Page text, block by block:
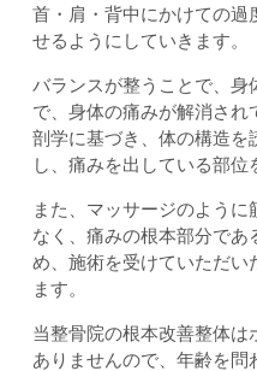
首・肩・背中にかけての過
せるようにしていきます。
バランスが整うことで、身
で、身体の痛みが解消さ
剖学に基づき、体の構造を
し、痛みを出している部位
また、マッサージのよう
なく、痛みの根本部分であ
め、施術を受けていただい
ます。
当整骨院の根本改善整体は
ありませんので、年齢を問